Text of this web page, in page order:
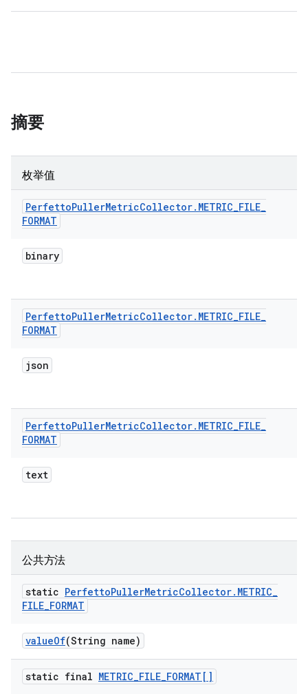
摘要
枚举值
PerfettoPullerMetricCollector. METRIC_FILE_
FORMAT
binary
PerfettoPullerMetricCollector. METRIC_FILE_
FORMAT
json
PerfettoPullerMetricCollector. METRIC_FILE_
FORMAT
text
公共方法
static PerfettoPullerMetricCollector. METRIC_
FILE_FORMAT
valueOf(String name)
static final METRIC_FILE_FORMAT[]